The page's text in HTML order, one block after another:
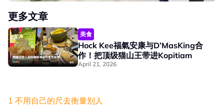
更多文章
美食
Hock Kee福氣安康与D’MasKing合
作！把顶级猫山王带进Kopitiam
April 21, 2026
1 不用自己的尺去衡量别人